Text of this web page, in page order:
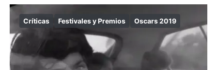
Críticas Festivales y Premios Oscars 2019